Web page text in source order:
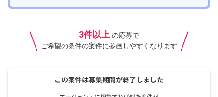
3件以上 の応募で
ご希望の条件の案件に参画しやすくなります